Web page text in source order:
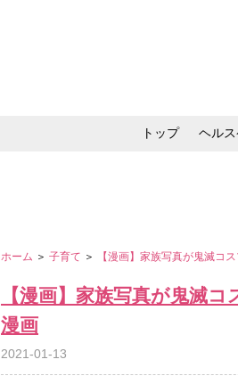
トップ ヘル
ホーム ＞ 子育て ＞ 【漫画】家族写真が鬼滅コ
【漫画】家族写真が鬼滅
漫画
2021-01-13